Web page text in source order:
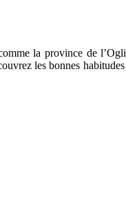
la province de
les bonnes